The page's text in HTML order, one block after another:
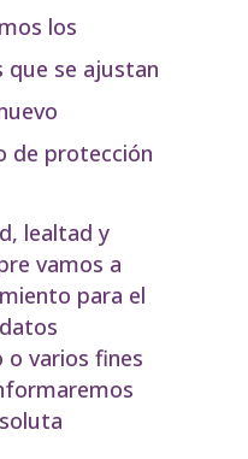
los
que se ajustan
de protección
lealtad y
vamos a
para el
o varios fines